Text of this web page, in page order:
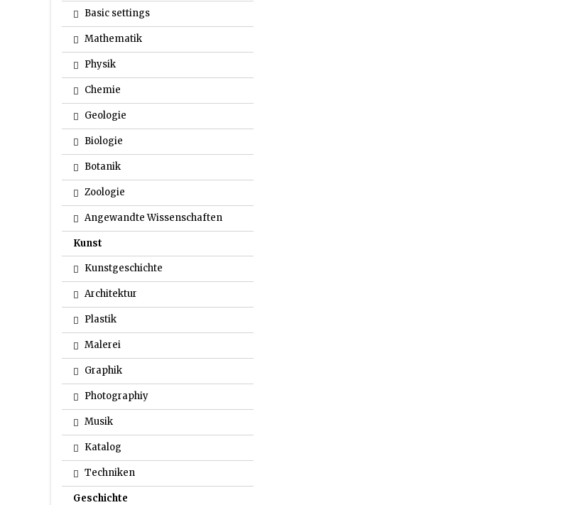
Basic settings
Mathematik
Physik
Chemie
Geologie
Biologie
Botanik
Zoologie
Angewandte Wissenschaften
Kunst
Kunstgeschichte
Architektur
Plastik
Malerei
Graphik
Photographiy
Musik
Katalog
Techniken
Geschichte